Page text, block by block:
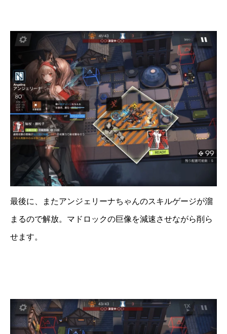
最後に、またアンジェリーナちゃんのスキルゲージが溜
まるので解放。マドロックの巨像を減速させながら削ら
せます。